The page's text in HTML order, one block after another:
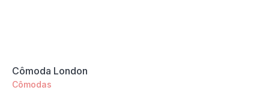
Cômoda London
Cômodas